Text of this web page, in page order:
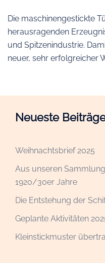
Die maschinengestickte
herausragenden
und Spitzenindustrie.
neuer, sehr erfolgreicher
Neueste
Weihnachtsbrief 2025
Aus unseren
1920/30er Jahre
Die Entstehung der
Geplante Aktivitäten
Kleinstickmuster